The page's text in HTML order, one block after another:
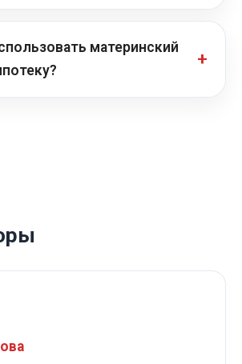
материнский